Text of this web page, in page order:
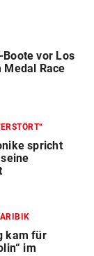
Boote vor Los
Medal Race
spricht
kam für
im